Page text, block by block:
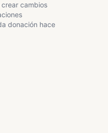
cambios
donación hace